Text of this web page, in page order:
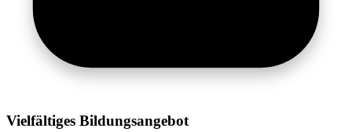
Vielfältiges Bildungsangebot